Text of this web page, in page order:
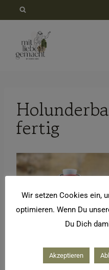
springen
fertig
Wir setzen Cookies ein,
optimieren. Wenn Du
Du Dich
Akzeptieren